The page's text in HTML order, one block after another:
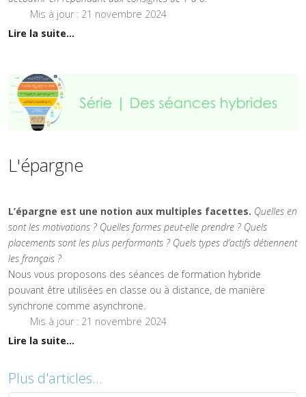
Mis à jour : 21 novembre 2024
Lire la suite...
L'épargne
L’épargne est une notion aux multiples facettes. Quelles en
sont les motivations ? Quelles formes peut-elle prendre ? Quels
placements sont les plus performants ? Quels types d’actifs détiennent
les français ?
Nous vous proposons des séances de formation hybride
pouvant être utilisées en classe ou à distance, de manière
synchrone comme asynchrone.
Mis à jour : 21 novembre 2024
Lire la suite...
Plus d'articles...